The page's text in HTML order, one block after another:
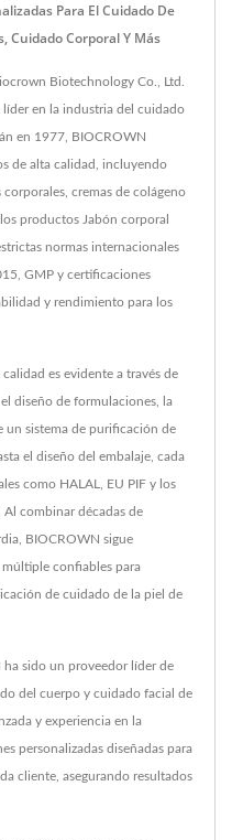
Para El Cuidado De
Cuidado Corporal Y Más
Biotechnology Co., Ltd.
en la industria del cuidado
en 1977, BIOCROWN
de alta calidad, incluyendo
cremas de colágeno
productos Jabón corporal
normas internacionales
GMP y certificaciones
y rendimiento para los
es evidente a través de
diseño de formulaciones, la
un sistema de purificación de
el diseño del embalaje, cada
como HALAL, EU PIF y los
Al combinar décadas de
BIOCROWN sigue
confiables para
de cuidado de la piel de
ha sido un proveedor líder de
del cuerpo y cuidado facial de
y experiencia en la
personalizadas diseñadas para
cliente, asegurando resultados